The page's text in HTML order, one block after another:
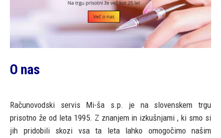
O nas
Računovodski servis Mi-ša s.p. je na slovenskem trgu
prisotno že od leta 1995. Z znanjem in izkušnjami , ki smo si
jih pridobili skozi vsa ta leta lahko omogočimo našim